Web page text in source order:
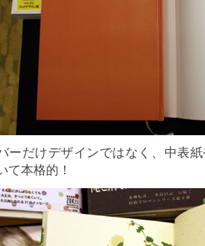
ーだけデザインではなく、中表
て本格的！